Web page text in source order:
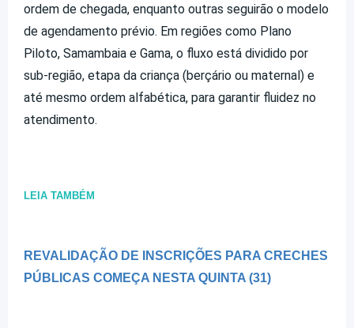
ordem de chegada, enquanto outras seguirão o modelo
de agendamento prévio. Em regiões como Plano
Piloto, Samambaia e Gama, o fluxo está dividido por
sub-região, etapa da criança (berçário ou maternal) e
até mesmo ordem alfabética, para garantir fluidez no
atendimento.
LEIA TAMBÉM
REVALIDAÇÃO DE INSCRIÇÕES PARA CRECHES
PÚBLICAS COMEÇA NESTA QUINTA (31)